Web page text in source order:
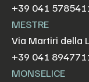
+39 041
MESTRE
Via Martiri della
+39 041
MONSELICE